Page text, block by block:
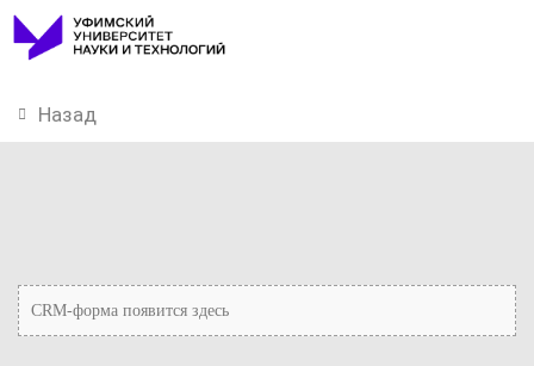
Назад
CRM-форма появится здесь